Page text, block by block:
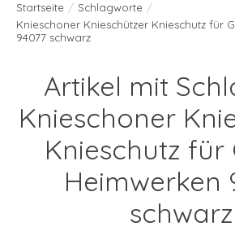
Startseite / Schlagworte /
Knieschoner Knieschützer Knieschutz für
94077 schwarz
Artikel mit
Knieschoner
Knieschutz für
Heimwerken
schwarz